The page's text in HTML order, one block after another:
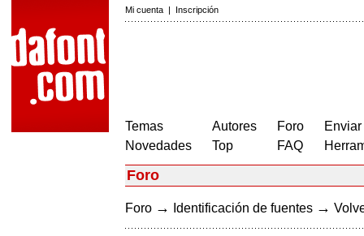
Mi cuenta | Inscripción
Temas
Novedades
Autores
Top
Foro
FAQ
Foro
Foro → Identificación de fuentes →